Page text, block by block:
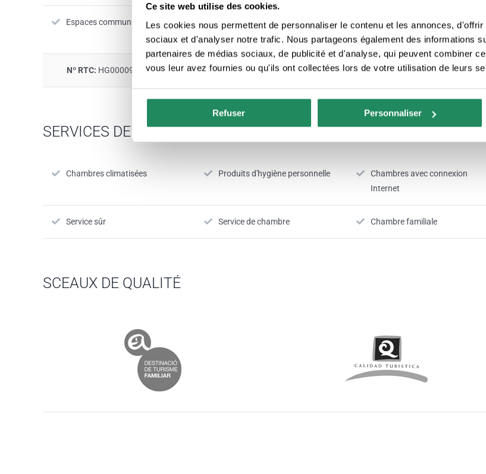
Ce site web utilise des cookies.
Les cookies nous permettent de personnaliser le contenu et les annonces,
sociaux et d'analyser notre trafic. Nous partageons également des informations
partenaires de médias sociaux, de publicité et d'analyse, qui peuvent combiner
vous leur avez fournies ou qu'ils ont collectées lors de votre utilisation de leurs
Refuser Personnaliser
Espaces communs climatisés
Le paiement par carte est
accepté
Réception 24h
Nº RTC: HG000091
SERVICES DE CHAMBRE
Chambres climatisées Produits d'hygiène personnelle
Chambres avec connexion
Internet
Service sûr Service de chambre Chambre familiale
SCEAUX DE QUALITÉ